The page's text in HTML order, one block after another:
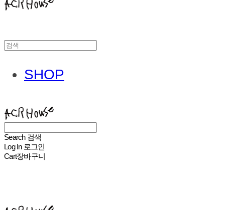
SHOP
Search 검색
Log In 로그인
Cart장바구니